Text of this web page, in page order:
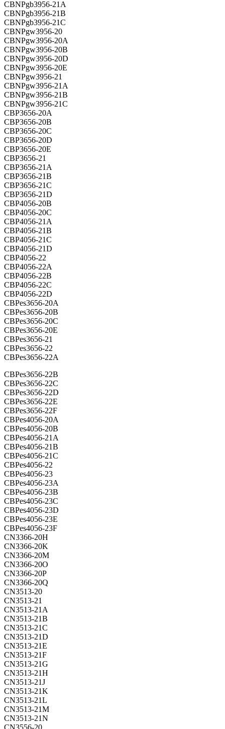
CBNPgb3956-21A
CBNPgb3956-21B
CBNPgb3956-21C
CBNPgw3956-20
CBNPgw3956-20A
CBNPgw3956-20B
CBNPgw3956-20D
CBNPgw3956-20E
CBNPgw3956-21
CBNPgw3956-21A
CBNPgw3956-21B
CBNPgw3956-21C
CBP3656-20A
CBP3656-20B
CBP3656-20C
CBP3656-20D
CBP3656-20E
CBP3656-21
CBP3656-21A
CBP3656-21B
CBP3656-21C
CBP3656-21D
CBP4056-20B
CBP4056-20C
CBP4056-21A
CBP4056-21B
CBP4056-21C
CBP4056-21D
CBP4056-22
CBP4056-22A
CBP4056-22B
CBP4056-22C
CBP4056-22D
CBPes3656-20A
CBPes3656-20B
CBPes3656-20C
CBPes3656-20E
CBPes3656-21
CBPes3656-22
CBPes3656-22A
CBPes3656-22B
CBPes3656-22C
CBPes3656-22D
CBPes3656-22E
CBPes3656-22F
CBPes4056-20A
CBPes4056-20B
CBPes4056-21A
CBPes4056-21B
CBPes4056-21C
CBPes4056-22
CBPes4056-23
CBPes4056-23A
CBPes4056-23B
CBPes4056-23C
CBPes4056-23D
CBPes4056-23E
CBPes4056-23F
CN3366-20H
CN3366-20K
CN3366-20M
CN3366-20O
CN3366-20P
CN3366-20Q
CN3513-20
CN3513-21
CN3513-21A
CN3513-21B
CN3513-21C
CN3513-21D
CN3513-21E
CN3513-21F
CN3513-21G
CN3513-21H
CN3513-21J
CN3513-21K
CN3513-21L
CN3513-21M
CN3513-21N
CN3556-20